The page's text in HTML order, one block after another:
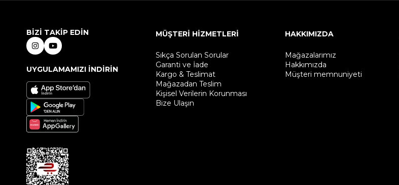
BİZİ TAKİP EDİN
UYGULAMAMIZI İNDİRİN
MÜŞTERİ HİZMETLERİ
Sıkça Sorulan Sorular
Garanti ve İade
Kargo & Teslimat
Mağazadan Teslim
Kişisel Verilerin Korunması
Bize Ulaşın
HAKKIMIZDA
Mağazalarımız
Hakkımızda
Müşteri memnuniyeti